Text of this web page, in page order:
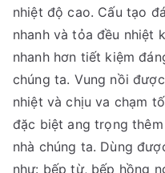
nhiệt độ cao. Cấu tạo
nhanh và tỏa đều nhiệt
nhanh hơn tiết kiệm
chúng ta. Vung nồi
nhiệt và chịu va chạm
đặc biệt ang trọng
nhà chúng ta. Dùng
như: bếp từ, bếp hồng